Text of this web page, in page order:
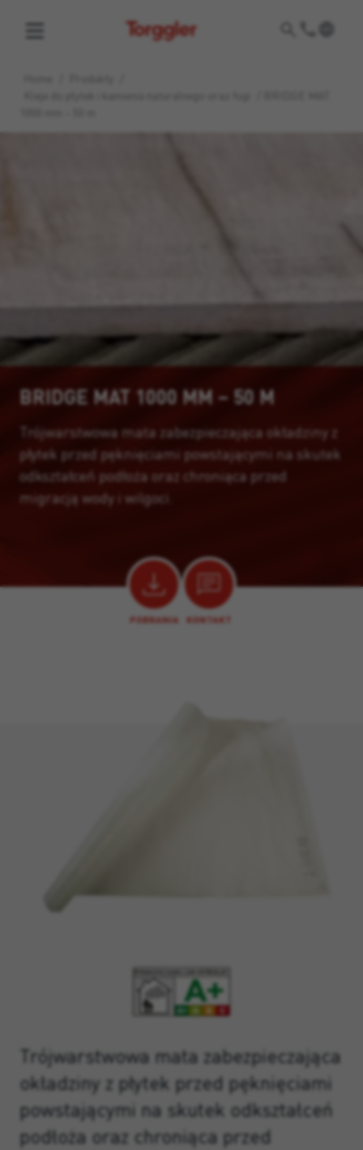
Torggler
BRIDGE MAT 1000 MM – 50 M
Trójwarstwowa mata zabezpieczająca okładziny z
płytek przed pęknięciami powstającymi na skutek
odkształceń podłoża oraz chroniąca przed
migracją wody i wilgoci.
POBRANIA KONTAKT
Trójwarstwowa mata zabezpieczająca
okładziny z płytek przed pęknięciami
powstającymi na skutek odkształceń
podłoża oraz chroniąca przed